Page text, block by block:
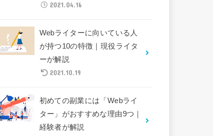
2021.04.16
Webライターに向いている人
が持つ10の特徴｜現役ライタ
ーが解説
2021.10.19
初めての副業には「Webライ
ター」がおすすめな理由9つ｜
経験者が解説